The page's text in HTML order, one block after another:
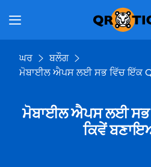
ਘਰ
ਬਲੌਗ
ਮੋਬਾਈਲ ਐਪਸ ਲਈ ਸਭ ਵਿੱਚ ਇੱਕ
ਮੋਬਾਈਲ ਐਪਸ ਲਈ ਸਭ
ਕਿਵੇਂ